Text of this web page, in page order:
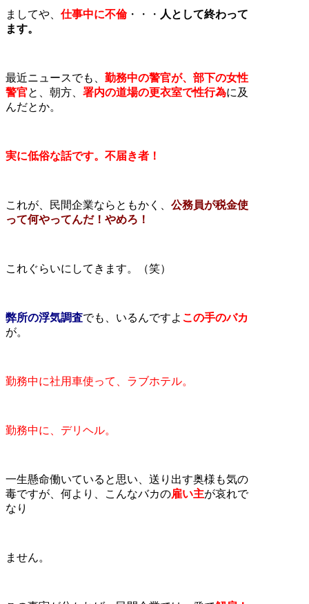
ましてや、 仕事中に不倫・・・ 人として終わって
ます。
最近ニュースでも、 勤務中の警官が、部下の女性
警官と、朝方、 署内の道場の更衣室で性行為に及
んだとか。
実に低俗な話です。不届き者！
これが、民間企業ならともかく、 公務員が税金使
って何やってんだ！やめろ！
これぐらいにしてきます。（笑）
弊所の浮気調査でも、いるんですよ この手のバカ
が。
勤務中に社用車使って、ラブホテル。
勤務中に、デリヘル。
一生懸命働いていると思い、送り出す奥様も気の
毒ですが、何より、こんなバカの雇い主が哀れで
なり
ません。